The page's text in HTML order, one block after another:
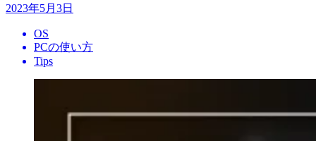
2023年5月3日
OS
PCの使い方
Tips